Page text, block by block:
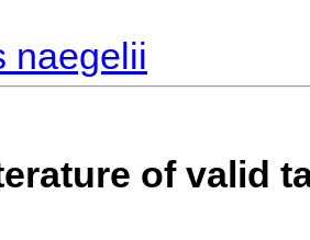
naegelii
of valid